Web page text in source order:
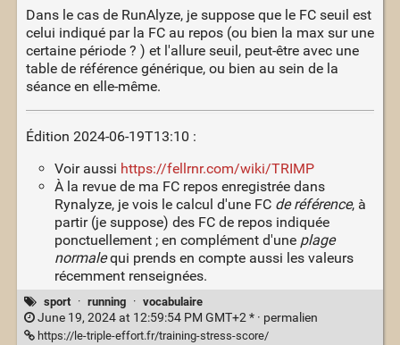
Dans le cas de RunAlyze, je suppose que le FC seuil est
celui indiqué par la FC au repos (ou bien la max sur une
certaine période ? ) et l'allure seuil, peut-être avec une
table de référence générique, ou bien au sein de la
séance en elle-même.
Édition 2024-06-19T13:10 :
Voir aussi https://fellrnr.com/wiki/TRIMP
À la revue de ma FC repos enregistrée dans
Rynalyze, je vois le calcul d'une FC de référence, à
partir (je suppose) des FC de repos indiquée
ponctuellement ; en complément d'une plage
normalequi prends en compte aussi les valeurs
récemment renseignées.
sport · running · vocabulaire
June 19, 2024 at 12:59:54 PM GMT+2 * · permalien
https://le-triple-effort.fr/training-stress-score/